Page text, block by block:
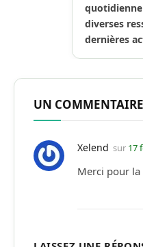
diverses
dernières
UN COMMENTAIRE
Xelend sur 17
Merci pour